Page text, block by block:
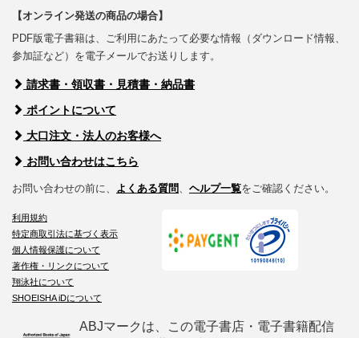
【オンライン発送の商品の場合】
PDF版電子書籍は、ご利用にあたって必要な情報（ダウンロード情報、
参加証など）を電子メールでお送りします。
請求書・領収書・見積書・納品書
ポイントについて
大口注文・法人のお客様へ
お問い合わせはこちら
お問い合わせの前に、 よくある質問 ヘルプ一覧をご確認ください。
利用規約
特定商取引法に基づく表示
個人情報保護について
著作権・リンクについて
翔泳社について
SHOEISHA iDについて
ABJマークは、この電子書店・電子書籍配信